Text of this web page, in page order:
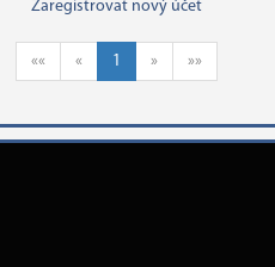
Zaregistrovat nový účet
«« « 1 » »»